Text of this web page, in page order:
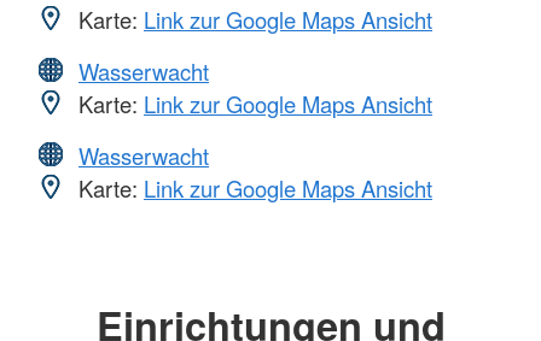
Karte: Link zur Google Maps Ansicht
Wasserwacht
Karte: Link zur Google Maps Ansicht
Wasserwacht
Karte: Link zur Google Maps Ansicht
Einrichtungen und